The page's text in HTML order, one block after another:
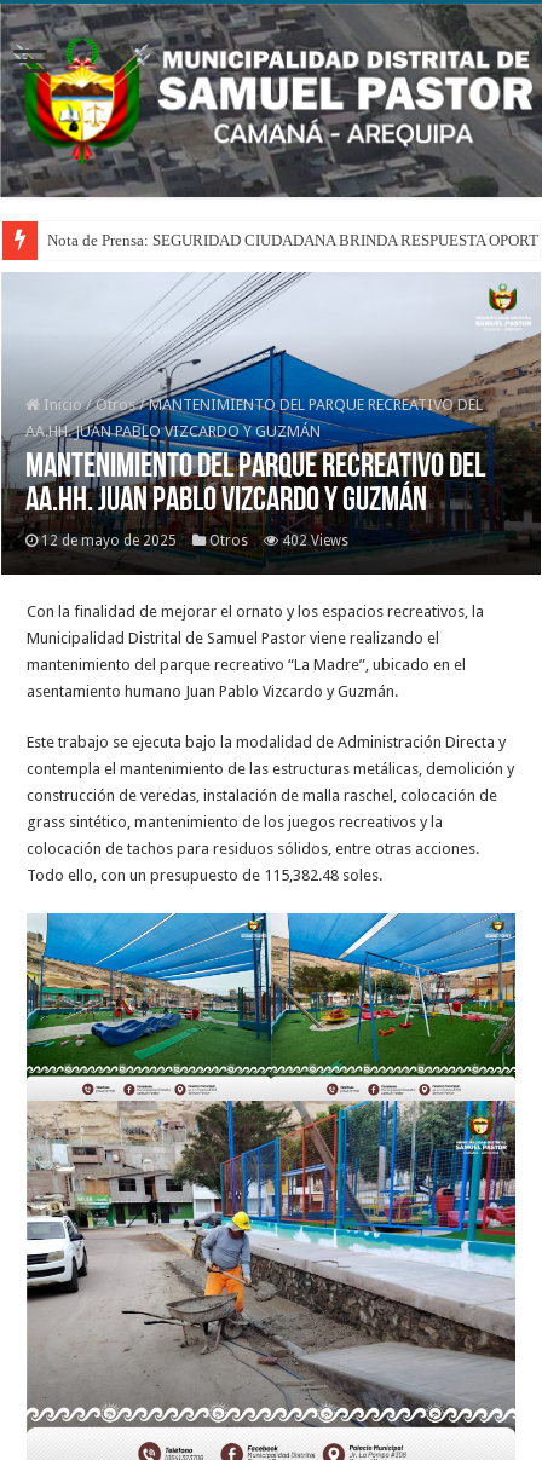
Nota de Prensa: SEGURIDAD CIUDADANA BRINDA RESPUESTA
Inicio / Otros / MANTENIMIENTO DEL PARQUE RECREATIVO DEL
AA.HH. JUAN PABLO VIZCARDO Y GUZMÁN
MANTENIMIENTO DEL PARQUE RECREATIVO DEL
AA.HH. JUAN PABLO VIZCARDO Y GUZMÁN
12 de mayo de 2025 Otros 402 Views
Con la finalidad de mejorar el ornato y los espacios recreativos, la
Municipalidad Distrital de Samuel Pastor viene realizando el
mantenimiento del parque recreativo “La Madre”, ubicado en el
asentamiento humano Juan Pablo Vizcardo y Guzmán.
Este trabajo se ejecuta bajo la modalidad de Administración Directa y
contempla el mantenimiento de las estructuras metálicas, demolición y
construcción de veredas, instalación de malla raschel, colocación de
grass sintético, mantenimiento de los juegos recreativos y la
colocación de tachos para residuos sólidos, entre otras acciones.
Todo ello, con un presupuesto de 115,382.48 soles.